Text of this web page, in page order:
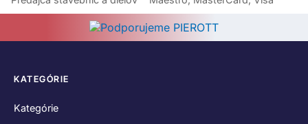
KATEGÓRIE
Kategórie